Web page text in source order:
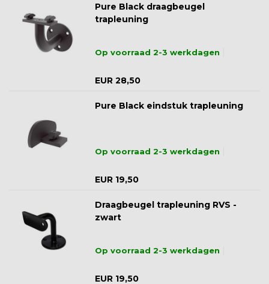
Pure Black draagbeugel
trapleuning
Op voorraad 2-3 werkdagen
EUR 28,50
Pure Black eindstuk trapleuning
Op voorraad 2-3 werkdagen
EUR 19,50
Draagbeugel trapleuning RVS -
zwart
Op voorraad 2-3 werkdagen
EUR 19,50